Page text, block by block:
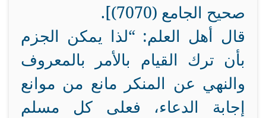
صحيح الجامع (7070)].
قال أهل العلم: “لذا يمكن الجزم
بأن ترك القيام بالأمر بالمعروف
والنهي عن المنكر مانع من موانع
إجابة الدعاء، فعلى كل مسلم